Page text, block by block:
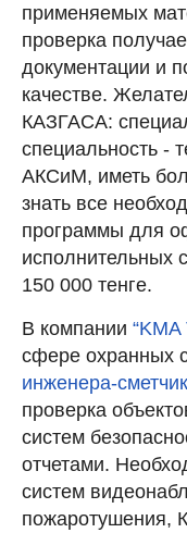
применяемых
проверка
документации и
качестве.
КАЗГАСА:
специальность -
АКСиМ, иметь
знать все
программы для
исполнительных
150 000 тенге.
В компании “KMA
сфере охранных
инженера-
проверка
систем
отчетами.
систем
пожаротушения,